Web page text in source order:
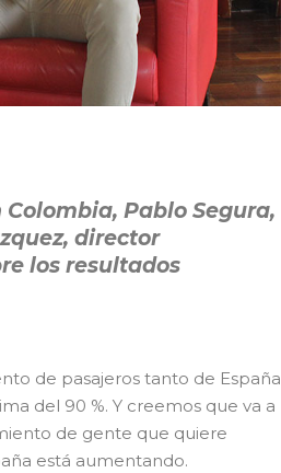
Pablo Segura,
director
los resultados
de pasajeros tanto de España
del 90 %. Y creemos que va a
de gente que quiere
está aumentando.